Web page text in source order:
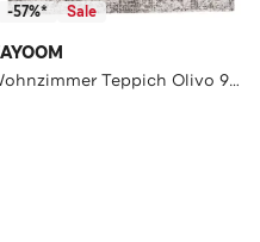
-57%* Sale
Wohnzimmer Teppich Olivo 923 in taupe